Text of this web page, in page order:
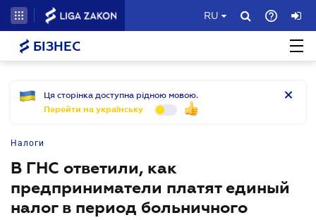
RU
БІЗНЕС
Ця сторінка доступна рідною мовою.
Перейти на українську
Налоги
В ГНС ответили, как
предприниматели платят единый
налог в период больничного